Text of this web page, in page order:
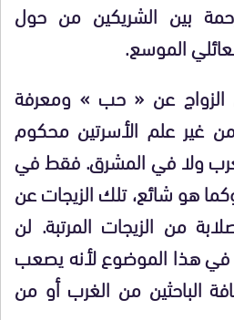
بين الشريكين من حول
الموسع.
الزواج عن « حب » ومعرفة
غير علم الأسرتين محكوم
ولا في المشرق. فقط في
هو شائع، تلك الزيجات عن
من الزيجات المرتبة. لن
في هذا الموضوع لأنه يصعب
الباحثين من الغرب أو من